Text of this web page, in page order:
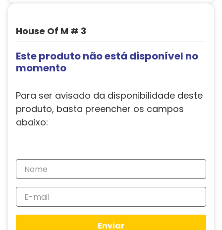
House Of M # 3
Este produto não está disponível no
momento
Para ser avisado da disponibilidade deste
produto, basta preencher os campos
abaixo:
Enviar